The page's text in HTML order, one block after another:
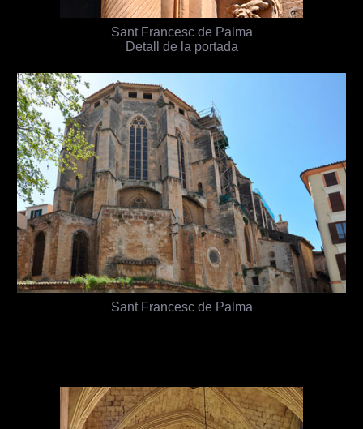
Sant Francesc de Palma
Detall de la portada
Sant Francesc de Palma